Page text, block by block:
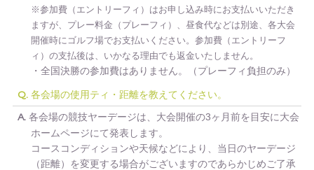
※参加費（エントリーフィ）はお申し込み時にお支払いいただき
ますが、プレー料金（プレーフィ）、昼食代などは別途、各大会
開催時にゴルフ場でお支払いください。参加費（エントリーフ
ィ）の支払後は、いかなる理由でも返金いたしません。
・全国決勝の参加費はありません。（プレーフィ負担のみ）
Q. 各会場の使用ティ・距離を教えてください。
A. 各会場の競技ヤーデージは、大会開催の3ヶ月前を目安に大会
ホームページにて発表します。
コースコンディションや天候などにより、当日のヤーデージ
（距離）を変更する場合がございますのであらかじめご了承